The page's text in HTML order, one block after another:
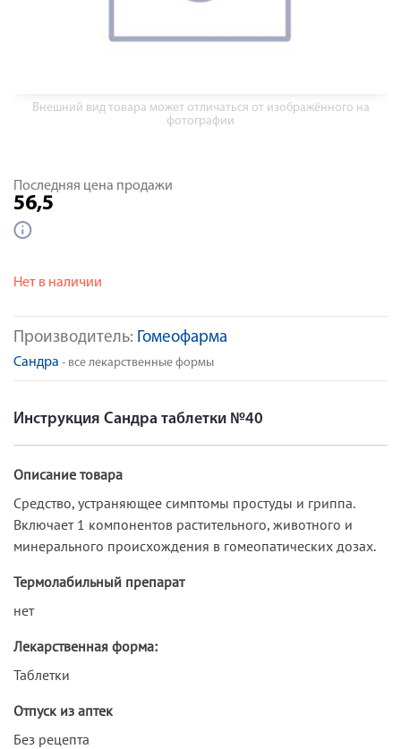
Внешний вид товара может отличаться от изображённого на
фотографии
Производитель: Гомеофарма
Сандра - все лекарственные формы
Последняя цена продажи
56,5
Нет в наличии
Инструкция Сандра таблетки №40
Описание товара
Средство, устраняющее симптомы простуды и гриппа.
Включает 1 компонентов растительного, животного и
минерального происхождения в гомеопатических дозах.
Термолабильный препарат
нет
Лекарственная форма:
Таблетки
Отпуск из аптек
Без рецепта